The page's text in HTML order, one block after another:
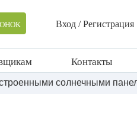
Вход / Регистрация
Контакты
солнечными